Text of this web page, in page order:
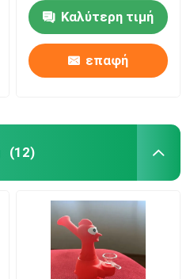
Καλύτερη τιμή
επαφή
(12)